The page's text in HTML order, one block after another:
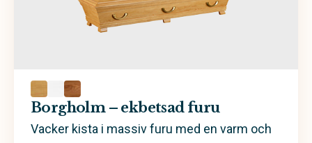
Borgholm – ekbetsad furu
Vacker kista i massiv furu med en varm och